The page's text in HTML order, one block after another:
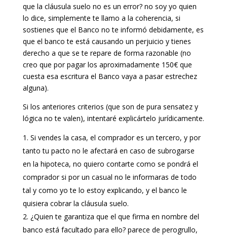
que la cláusula suelo no es un error? no soy yo quien
lo dice, simplemente te llamo a la coherencia, si
sostienes que el Banco no te informó debidamente, es
que el banco te está causando un perjuicio y tienes
derecho a que se te repare de forma razonable (no
creo que por pagar los aproximadamente 150€ que
cuesta esa escritura el Banco vaya a pasar estrechez
alguna).
Si los anteriores criterios (que son de pura sensatez y
lógica no te valen), intentaré explicártelo jurídicamente.
Si vendes la casa, el comprador es un tercero, y por
tanto tu pacto no le afectará en caso de subrogarse
en la hipoteca, no quiero contarte como se pondrá el
comprador si por un casual no le informaras de todo
tal y como yo te lo estoy explicando, y el banco le
quisiera cobrar la cláusula suelo.
¿Quien te garantiza que el que firma en nombre del
banco está facultado para ello? parece de perogrullo,